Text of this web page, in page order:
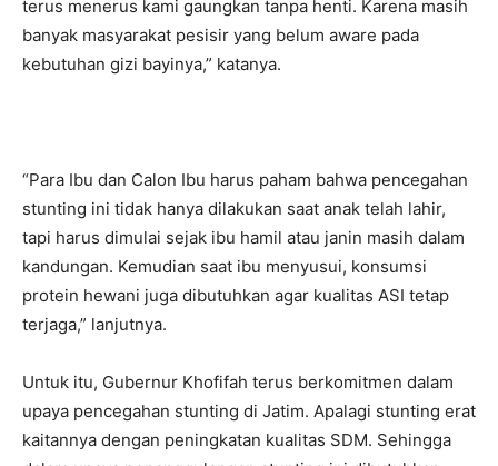
terus menerus kami gaungkan tanpa henti. Karena masih
banyak masyarakat pesisir yang belum aware pada
kebutuhan gizi bayinya,” katanya.
“Para Ibu dan Calon Ibu harus paham bahwa pencegahan
stunting ini tidak hanya dilakukan saat anak telah lahir,
tapi harus dimulai sejak ibu hamil atau janin masih dalam
kandungan. Kemudian saat ibu menyusui, konsumsi
protein hewani juga dibutuhkan agar kualitas ASI tetap
terjaga,” lanjutnya.
Untuk itu, Gubernur Khofifah terus berkomitmen dalam
upaya pencegahan stunting di Jatim. Apalagi stunting erat
kaitannya dengan peningkatan kualitas SDM. Sehingga